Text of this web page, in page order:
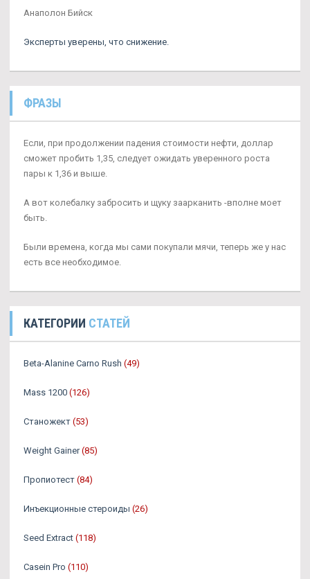
Анаполон Бийск
Эксперты уверены, что снижение.
ФРАЗЫ
Если, при продолжении падения стоимости нефти, доллар
сможет пробить 1,35, следует ожидать уверенного роста
пары к 1,36 и выше.
А вот колебалку забросить и щуку заарканить -вполне моет
быть.
Были времена, когда мы сами покупали мячи, теперь же у нас
есть все необходимое.
КАТЕГОРИИ СТАТЕЙ
Beta-Alanine Carno Rush (49)
Mass 1200 (126)
Станожект (53)
Weight Gainer (85)
Пропиотест (84)
Инъекционные стероиды (26)
Seed Extract (118)
Casein Pro (110)